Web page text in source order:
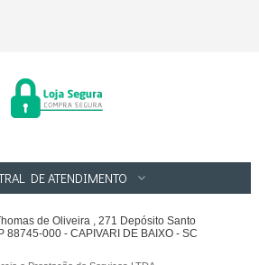
DE ATENDIMENTO
de Oliveira , 271 Depósito Santo
88745-000 - CAPIVARI DE BAIXO - SC